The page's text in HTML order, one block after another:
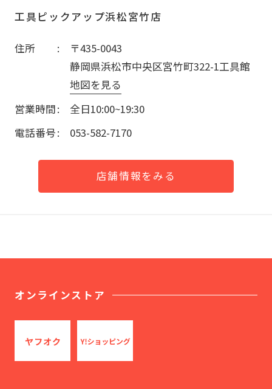
工具ピックアップ浜松宮竹店
住所
〒435-0043
静岡県浜松市中央区宮竹町322-1工具館
地図を見る
営業時間
全日10:00~19:30
電話番号
053-582-7170
店舗情報をみる
オンラインストア